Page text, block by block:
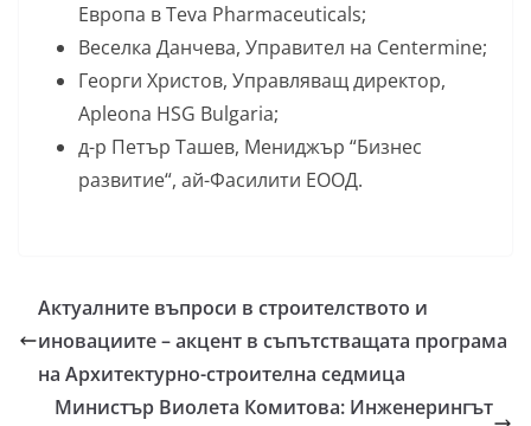
Европа в Teva Pharmaceuticals;
Веселка Данчева, Управител на Centermine;
Георги Христов, Управляващ директор,
Apleona HSG Bulgaria;
д-р Петър Ташев, Мениджър “Бизнес
развитие“, ай-Фасилити ЕООД.
Актуалните въпроси в строителството и
иновациите – акцент в съпътстващата програма
на Архитектурно-строителна седмица
Министър Виолета Комитова: Инженерингът